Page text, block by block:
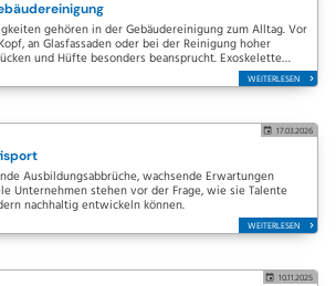
gehören in der Gebäudereinigung zum Alltag. Vor
an Glasfassaden oder bei der Reinigung hoher
und Hüfte besonders beansprucht. Exoskelette
WEITERLESEN
17.03.2026
Ausbildungsabbrüche, wachsende Erwartungen
Unternehmen stehen vor der Frage, wie sie Talente
nachhaltig entwickeln können.
WEITERLESEN
10.11.2025